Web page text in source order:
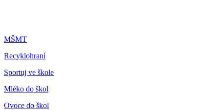
MŠMT
Recyklohraní
Sportuj ve škole
Mléko do škol
Ovoce do škol